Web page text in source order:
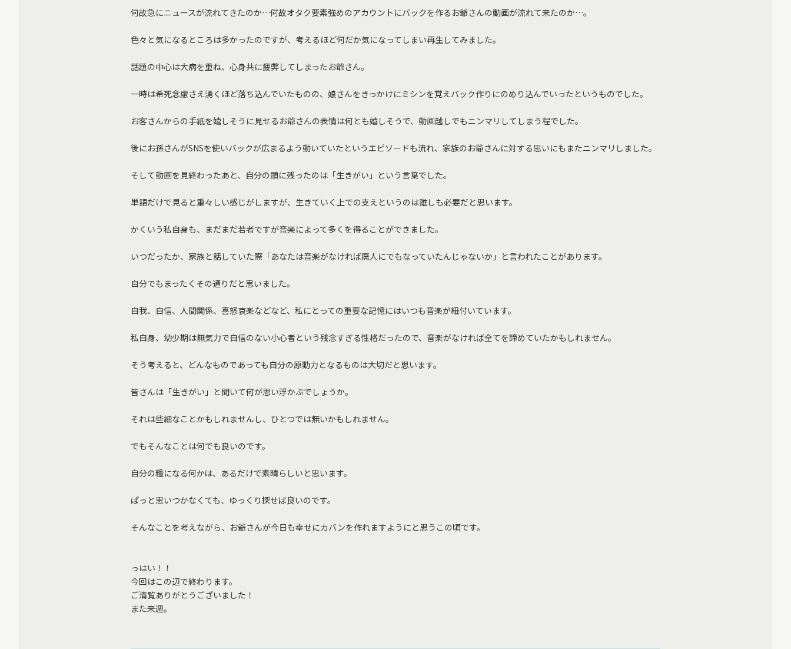
何故急にニュースが流れてきたのか…何故オタク要素強めのアカウントにバックを作るお爺さんの動画が流れて来たのか…。
色々と気になるところは多かったのですが、考えるほど何だか気になってしまい再生してみました。
話題の中心は大病を重ね、心身共に疲弊してしまったお爺さん。
一時は希死念慮さえ湧くほど落ち込んでいたものの、娘さんをきっかけにミシンを覚えバック作りにのめり込んでいったというものでした。
お客さんからの手紙を嬉しそうに見せるお爺さんの表情は何とも嬉しそうで、動画越しでもニンマリしてしまう程でした。
後にお孫さんがSNSを使いバックが広まるよう動いていたというエピソードも流れ、家族のお爺さんに対する思いにもまたニンマリしました。
そして動画を見終わったあと、自分の頭に残ったのは「生きがい」という言葉でした。
単語だけで見ると重々しい感じがしますが、生きていく上での支えというのは誰しも必要だと思います。
かくいう私自身も、まだまだ若者ですが音楽によって多くを得ることができました。
いつだったか、家族と話していた際「あなたは音楽がなければ廃人にでもなっていたんじゃないか」と言われたことがあります。
自分でもまったくその通りだと思いました。
自我、自信、人間関係、喜怒哀楽などなど、私にとっての重要な記憶にはいつも音楽が紐付いています。
私自身、幼少期は無気力で自信のない小心者という残念すぎる性格だったので、音楽がなければ全てを諦めていたかもしれません。
そう考えると、どんなものであっても自分の原動力となるものは大切だと思います。
皆さんは「生きがい」と聞いて何が思い浮かぶでしょうか。
それは些細なことかもしれませんし、ひとつでは無いかもしれません。
でもそんなことは何でも良いのです。
自分の糧になる何かは、あるだけで素晴らしいと思います。
ぱっと思いつかなくても、ゆっくり探せば良いのです。
そんなことを考えながら、お爺さんが今日も幸せにカバンを作れますようにと思うこの頃です。
っはい！！
今回はこの辺で終わります。
ご清覧ありがとうございました！
また来週。